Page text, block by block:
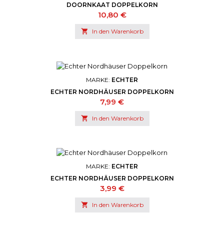
DOORNKAAT DOPPELKORN
Preis
10,80 €
 In den Warenkorb
MARKE: ECHTER
ECHTER NORDHÄUSER DOPPELKORN
Preis
7,99 €
 In den Warenkorb
MARKE: ECHTER
ECHTER NORDHÄUSER DOPPELKORN
Preis
3,99 €
 In den Warenkorb